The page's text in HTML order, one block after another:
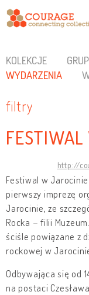
KOLEKCJE
WYDARZENIA
filtry
http://
Festiwal w
pierwszy imprezę
Jarocinie, ze
Rocka – filii
ściśle powiązane z
rockowej w
Odbywająca się od
na postaci